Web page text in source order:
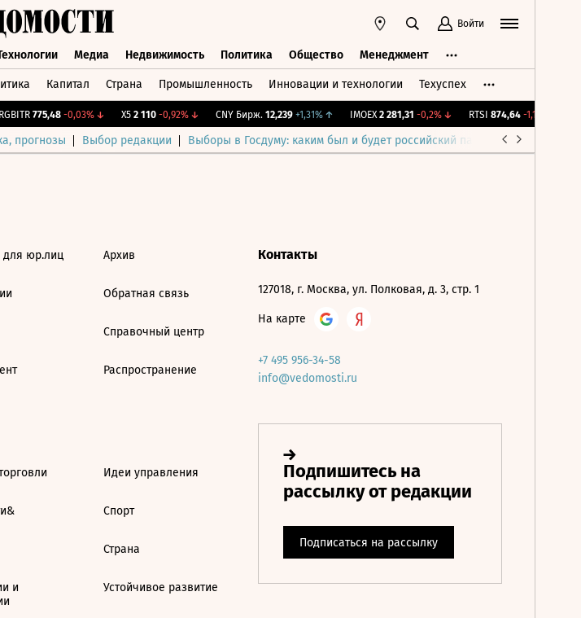
Войти
Медиа Недвижимость Политика Общество Менеджмент
Капитал Страна Промышленность Инновации и технологии Техуспех
775,48 -0,03%↓ X5 2 110 -0,92%↓ CNY Бирж. 12,239 +1,31%↑ IMOEX 2 281,31 -0,2%↓ RTSI 874,64 -1,12%
прогнозы Выбор редакции Выборы в Госдуму: каким был и будет российский парламент
для юр.лиц Архив
Обратная связь
Справочный центр
Распространение
и
Идеи управления
Спорт
Страна
Устойчивое развитие
Контакты
127018, г. Москва, ул. Полковая, д. 3, стр. 1
На карте
+7 495 956-34-58
info@vedomosti.ru